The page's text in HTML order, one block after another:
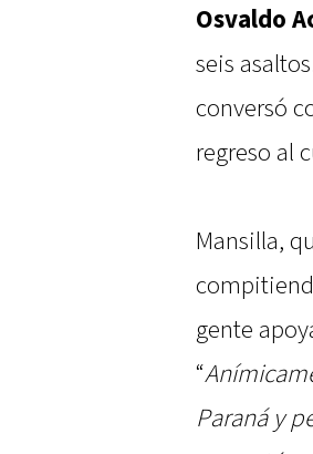
Osvaldo
seis
conversó
regreso al
Mansilla,
gente
“
Paraná y